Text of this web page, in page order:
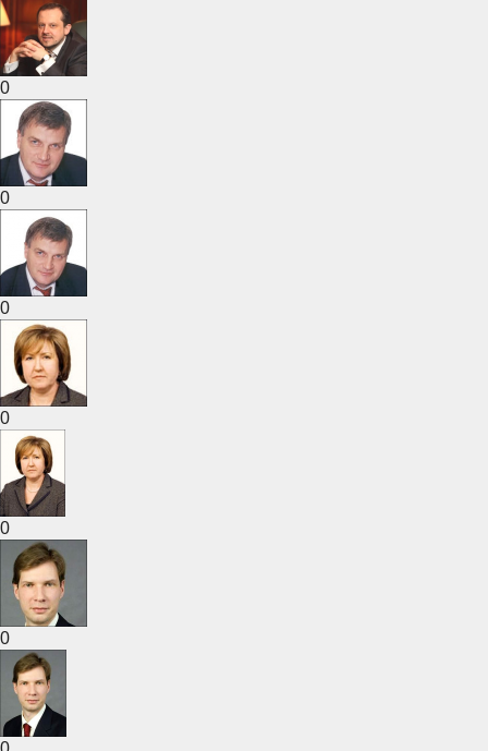
0
0
0
0
0
0